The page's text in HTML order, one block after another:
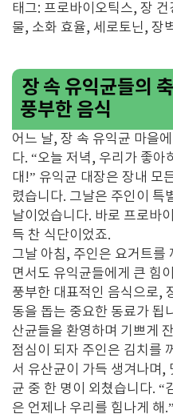
태그: 프로바이오틱스, 장
물, 소화 효율, 세로토닌, 장
장 속 유익균들의
풍부한 음식
어느 날, 장 속 유익균 마을
다. “오늘 저녁, 우리가 좋아
대!” 유익균 대장은 장내 모
렸습니다. 그날은 주인이 특
날이었습니다. 바로 프로바
득 찬 식단이었죠.
그날 아침, 주인은 요거트를
면서도 유익균들에게 큰 힘
풍부한 대표적인 음식으로,
동을 돕는 중요한 동료가 됩
산균들을 환영하며 기쁘게
점심이 되자 주인은 김치를
서 유산균이 가득 생겨나며,
균 중 한 명이 외쳤습니다. “
은 언제나 우리를 힘나게 해